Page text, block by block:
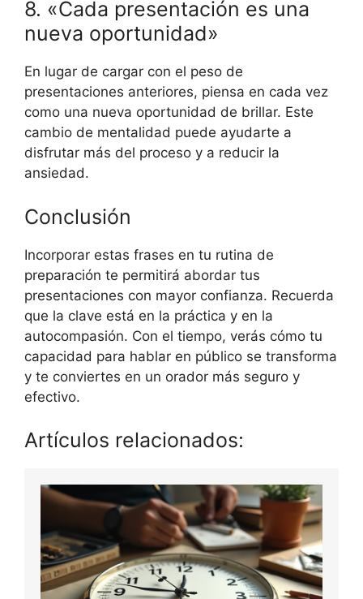
8. «Cada presentación es una
nueva oportunidad»
En lugar de cargar con el peso de
presentaciones anteriores, piensa en cada vez
como una nueva oportunidad de brillar. Este
cambio de mentalidad puede ayudarte a
disfrutar más del proceso y a reducir la
ansiedad.
Conclusión
Incorporar estas frases en tu rutina de
preparación te permitirá abordar tus
presentaciones con mayor confianza. Recuerda
que la clave está en la práctica y en la
autocompasión. Con el tiempo, verás cómo tu
capacidad para hablar en público se transforma
y te conviertes en un orador más seguro y
efectivo.
Artículos relacionados: